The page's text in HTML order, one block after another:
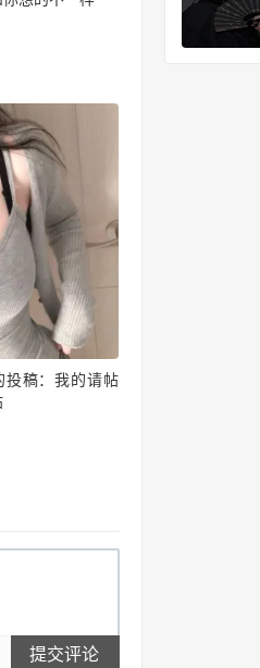
投稿：我的请帖
提交评论